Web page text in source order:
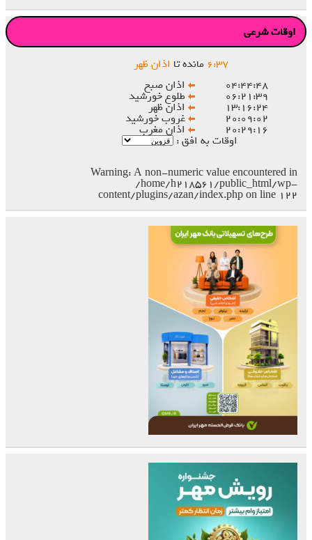
اوقات شرعی
۶:۳۷ مانده تا اذان ظهر
۰۴:۴۴:۴۸
اذان صبح
۰۶:۲۱:۳۹ طلوع خورشید
۱۳:۱۶:۲۴ اذان ظهر
۲۰:۰۹:۰۲ غروب خورشید
۲۰:۲۹:۱۶ اذان مغرب
اوقات به افق :
Warning: A non-numeric value encountered in
/home/h218561/public_html/wp-
content/plugins/azan/index.phpon line ۱۲۲